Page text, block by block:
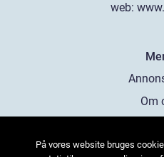
web:
Om
På vores website bruges